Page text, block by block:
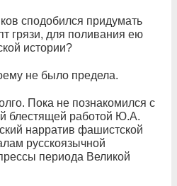
сподобился придумать
грязи, для поливания ею
истории?
не было предела.
Пока не познакомился с
блестящей работой Ю.А.
нарратив фашистской
русскоязычной
периода Великой